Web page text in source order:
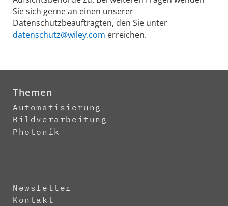
Sie sich gerne an einen unserer
Datenschutzbeauftragten, den Sie unter
datenschutz@wiley.com erreichen.
Themen
Automatisierung
Bildverarbeitung
Photonik
Newsletter
Kontakt